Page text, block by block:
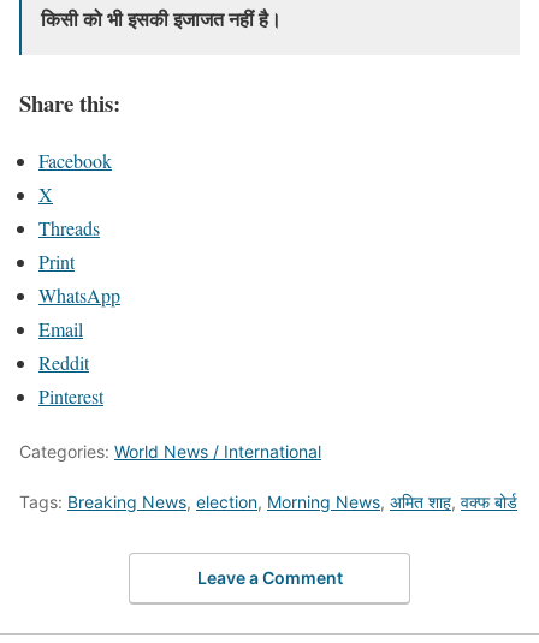
किसी को भी इसकी इजाजत नहीं है।
Share this:
Facebook
X
Threads
Print
WhatsApp
Email
Reddit
Pinterest
Categories: World News / International
Tags: Breaking News, election, Morning News, अमित शाह, वक्फ बोर्ड
Leave a Comment